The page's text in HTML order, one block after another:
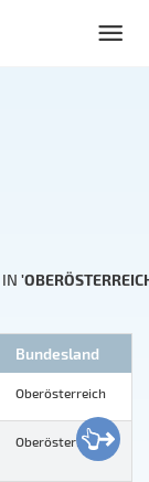
IN
Bundesland
Oberösterreich
Oberösterreich